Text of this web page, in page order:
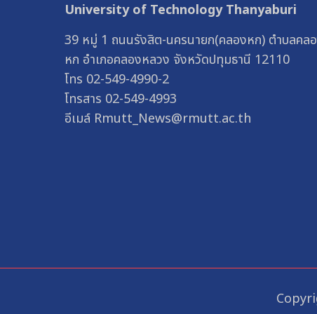
University of Technology Thanyaburi
39 หมู่ 1 ถนนรังสิต-นครนายก(คลองหก) ตำบลคล
หก อำเภอคลองหลวง จังหวัดปทุมธานี 12110
โทร 02-549-4990-2
โทรสาร 02-549-4993
อีเมล์ Rmutt_News@rmutt.ac.th